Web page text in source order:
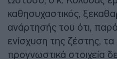
καθησυχαστικός,
ανάρτησής του ότι,
ενίσχυση της ζέστης,
προγνωστικά στοιχεία